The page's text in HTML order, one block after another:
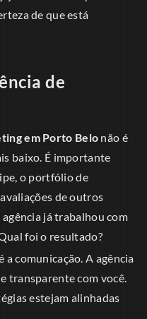
de que está
de
em Porto Belo não é
baixo. É importante
o portfólio de
de outros
já trabalhou com
foi o resultado?
comunicação. A agência
transparente com você.
estejam alinhadas